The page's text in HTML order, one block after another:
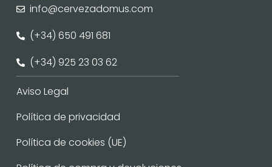
info@cervezadomus.com
(+34) 650 491 681
(+34) 925 23 03 62
Aviso Legal
Política de privacidad
Política de cookies (UE)